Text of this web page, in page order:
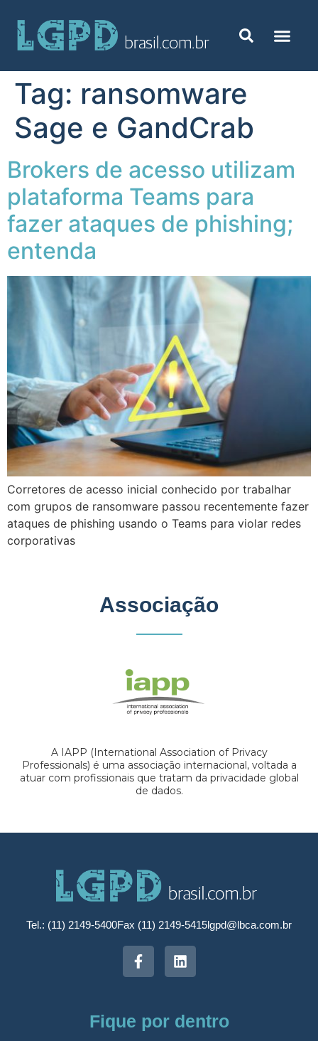
Tag: ransomware
Sage e GandCrab
Brokers de acesso utilizam
plataforma Teams para
fazer ataques de phishing;
entenda
Corretores de acesso inicial conhecido por trabalhar
com grupos de ransomware passou recentemente fazer
ataques de phishing usando o Teams para violar redes
corporativas
Associação
A IAPP (International Association of Privacy
Professionals) é uma associação internacional, voltada a
atuar com profissionais que tratam da privacidade global
de dados.
Tel.: (11) 2149-5400Fax (11) 2149-5415lgpd@lbca.com.br
Fique por dentro